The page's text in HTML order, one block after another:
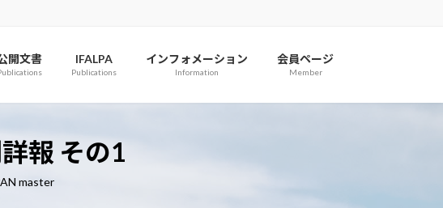
開文書 IFALPA
Publications
インフォメーション
Information
会員ページ
Member
報 その1
master